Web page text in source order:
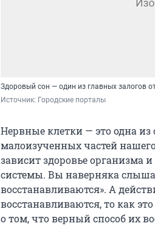
Здоровый сон — один из главных залогов
Источник: Городские порталы
Нервные клетки — это одна
малоизученных частей
зависит здоровье организма
системы. Вы наверняка
восстанавливаются». А
восстанавливаются, то как
о том, что верный способ их